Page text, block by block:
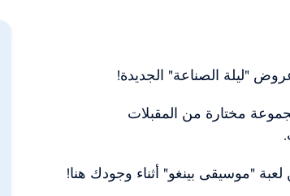
"ليلة الصناعة" الجديدة!
بمجموعة مختارة من المقبلات
"موسيقى بينغو" أثناء وجودك هنا!